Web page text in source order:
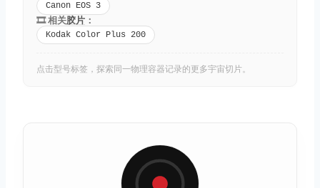
Canon EOS 3
🎞️ 相关胶片 ：
Kodak Color Plus 200
点击型号标签，探索同一物理容器记录的更多宇宙切片。